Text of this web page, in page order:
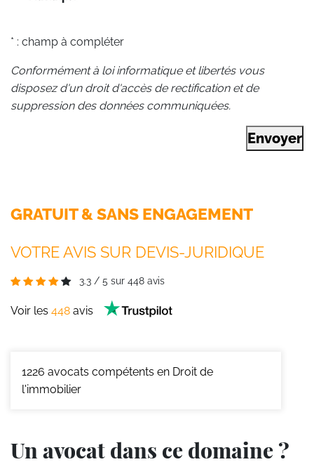
* : champ à compléter
Conformément à loi informatique et libertés vous
disposez d'un droit d'accès de rectification et de
suppression des données communiquées.
Envoyer
GRATUIT & SANS ENGAGEMENT
VOTRE AVIS SUR DEVIS-JURIDIQUE
3.3 / 5 sur 448 avis
Voir les 448 avis
1226 avocats compétents en Droit de
l'immobilier
Un avocat dans ce domaine ?